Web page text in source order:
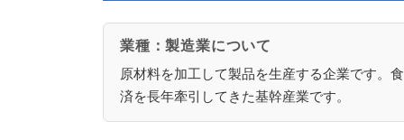
業種：製造業について
原材料を加工して製品を生産する企業です。
済を長年牽引してきた基幹産業です。